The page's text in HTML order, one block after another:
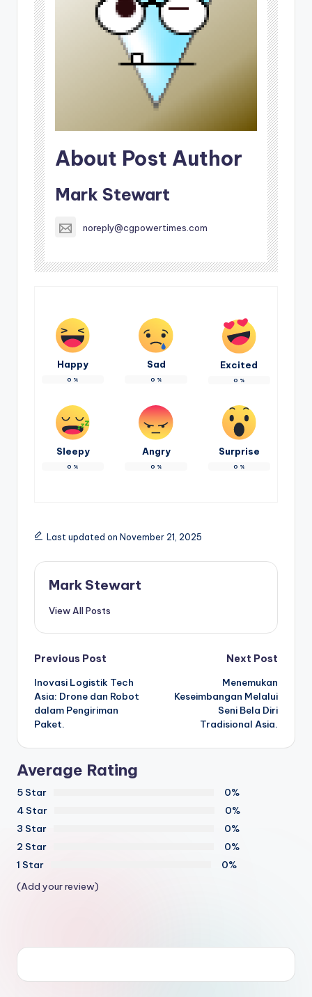
About Post Author
Mark Stewart
noreply@cgpowertimes.com
Happy
0 %
Sad
0 %
Excited
0 %
Sleepy
0 %
Angry
0 %
Surprise
0 %
Last updated on November 21, 2025
Mark Stewart
View All Posts
Post
navigation
Previous Post
Inovasi Logistik Tech
Asia: Drone dan Robot
dalam Pengiriman
Paket.
Next Post
Menemukan
Keseimbangan Melalui
Seni Bela Diri
Tradisional Asia.
Average Rating
5 Star
0%
4 Star
0%
3 Star
0%
2 Star
0%
1 Star
0%
(Add your review)